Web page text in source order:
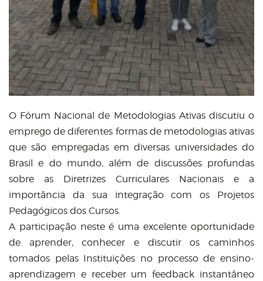
O Fórum Nacional de Metodologias Ativas discutiu o
emprego de diferentes formas de metodologias ativas
que são empregadas em diversas universidades do
Brasil e do mundo, além de discussões profundas
sobre as Diretrizes Curriculares Nacionais e a
importância da sua integração com os Projetos
Pedagógicos dos Cursos.
A participação neste é uma excelente oportunidade
de aprender, conhecer e discutir os caminhos
tomados pelas Instituições no processo de ensino-
aprendizagem e receber um feedback instantâneo